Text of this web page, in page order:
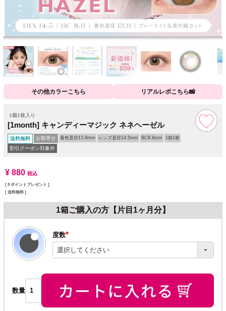
その他カラーこちら リアルレポこちら📸
1箱1枚入り
[1month] キャンディーマジック ネネヘーゼル
送料無料 お取寄せ 着色直径13.9mm レンズ直径14.5mm BC8.6mm 1箱1枚
割引クーポン対象外
¥ 880 税込
[ 8 ポイントプレゼント ]
送料無料
1箱ご購入の方【片目1ヶ月分】
度数
(必
須)
数量